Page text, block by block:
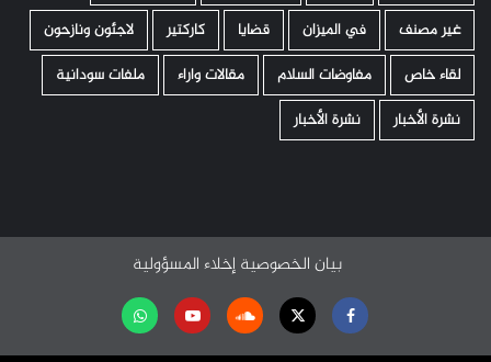
غير مصنف
في الميزان قضايا كاركتير
لاجئون ونازحون
لقاء خاص
مفاوضات السلام مقالات واراء
ملفات سودانية
نشرة الأخبار
نشرة الأخبار
بيان الخصوصية إخلاء المسؤولية
Facebook
Twitter
Soundcloud
Youtubeتابعنا